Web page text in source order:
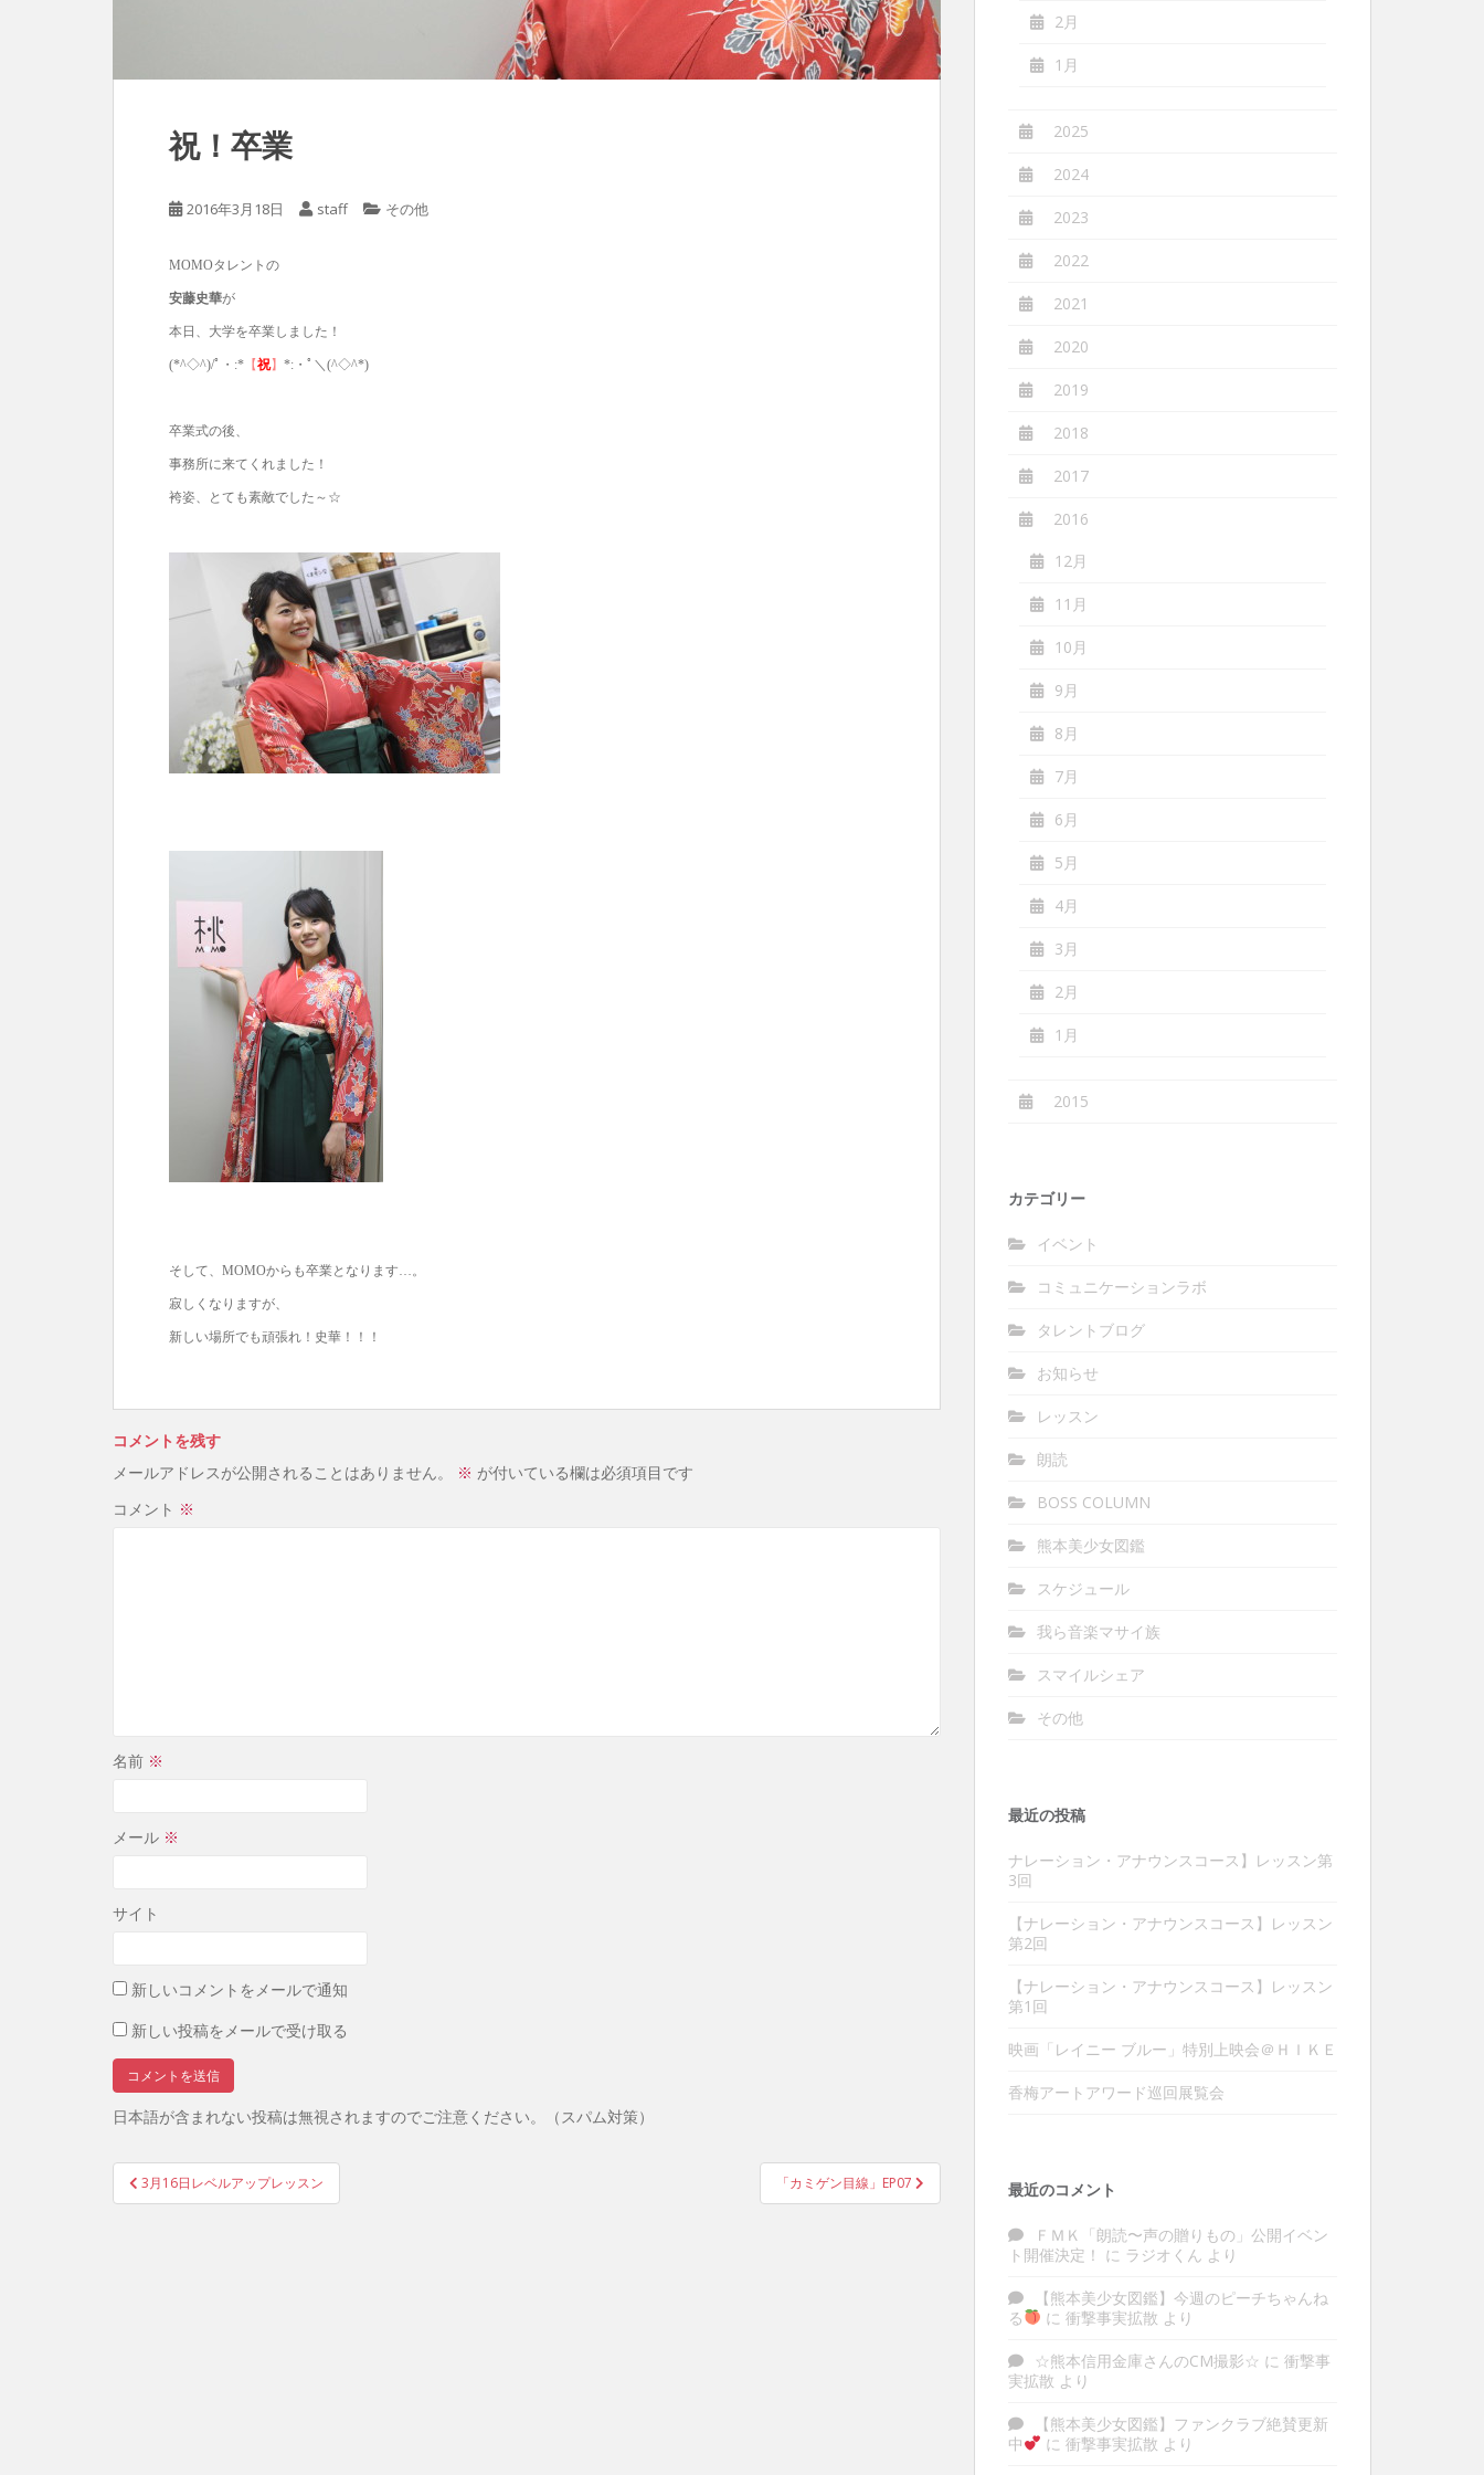
祝！卒業
2016年3月18日 staff その他
MOMOタレントの
安藤史華が
本日、大学を卒業しました！
(*^◇^)/ﾟ・:* 【祝】 *:・ﾟ＼(^◇^*)
卒業式の後、
事務所に来てくれました！
袴姿、とても素敵でした～☆
そして、MOMOからも卒業となります…。
寂しくなりますが、
新しい場所でも頑張れ！史華！！！
コメントを残す
メールアドレスが公開されることはありません。
※ が付いている欄は必須項目です
コメント ※
名前 ※
メール ※
サイト
新しいコメントをメールで通知
新しい投稿をメールで受け取る
日本語が含まれない投稿は無視されますのでご注意ください。（スパム対策）
投
稿
3月16日レベルアップレッスン 「カミゲン目線」EP07
2月
1月
2025
2024
2023
2022
2021
2020
2019
2018
2017
2016
12月
11月
10月
9月
8月
7月
6月
5月
4月
3月
2月
1月
2015
カテゴリー
イベント
コミュニケーションラボ
タレントブログ
お知らせ
レッスン
朗読
BOSS COLUMN
熊本美少女図鑑
スケジュール
我ら音楽マサイ族
スマイルシェア
その他
最近の投稿
ナレーション・アナウンスコース】レッスン第
3回
【ナレーション・アナウンスコース】レッスン
第2回
【ナレーション・アナウンスコース】レッスン
第1回
映画「レイニー ブルー」特別上映会＠ＨＩＫＥ
香梅アートアワード巡回展覧会
最近のコメント
ＦＭＫ「朗読〜声の贈りもの」公開イベン
ト開催決定！ に ラジオくん より
【熊本美少女図鑑】今週のピーチちゃんね
る
に 衝撃事実拡散 より
☆熊本信用金庫さんのCM撮影☆ に 衝撃事
実拡散 より
【熊本美少女図鑑】ファンクラブ絶賛更新
中
に 衝撃事実拡散 より